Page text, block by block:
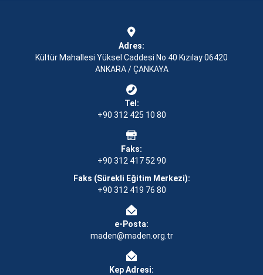
Adres:
Kültür Mahallesi Yüksel Caddesi No:40 Kızılay 06420
ANKARA / ÇANKAYA
Tel:
+90 312 425 10 80
Faks:
+90 312 417 52 90
Faks (Sürekli Eğitim Merkezi):
+90 312 419 76 80
e-Posta:
maden@maden.org.tr
Kep Adresi: